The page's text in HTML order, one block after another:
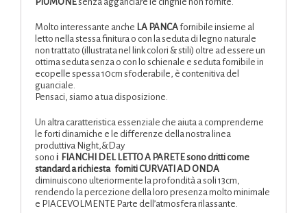
Molto interessante anche LA PANCAfornibile insieme al
letto nella stessa finitura o con la seduta di legno naturale
non trattato (illustrata nel link colori & stili) oltre ad essere un
ottima seduta senza o con lo schienale e seduta fornibile in
ecopelle spessa 10cm sfoderabile, è contenitiva del
guanciale.
Pensaci, siamo a tua disposizione.
Un altra caratteristica essenziale che aiuta a comprenderne
le forti dinamiche e le differenze della nostra linea
produttiva Night,&Day
sono i FIANCHI DEL LETTO A PARETE sono dritti come
standard a richiesta forniti CURVATI AD ONDA
diminuiscono ulteriormente la profondità a soli 13cm,
rendendo la percezione della loro presenza molto minimale
e PIACEVOLMENTE Parte dell’atmosfera rilassante.